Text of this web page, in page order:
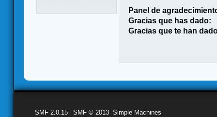
Panel de
Gracias que has dado:
Gracias que te han
SMF 2.0.15 SMF © 2013 Simple Machines